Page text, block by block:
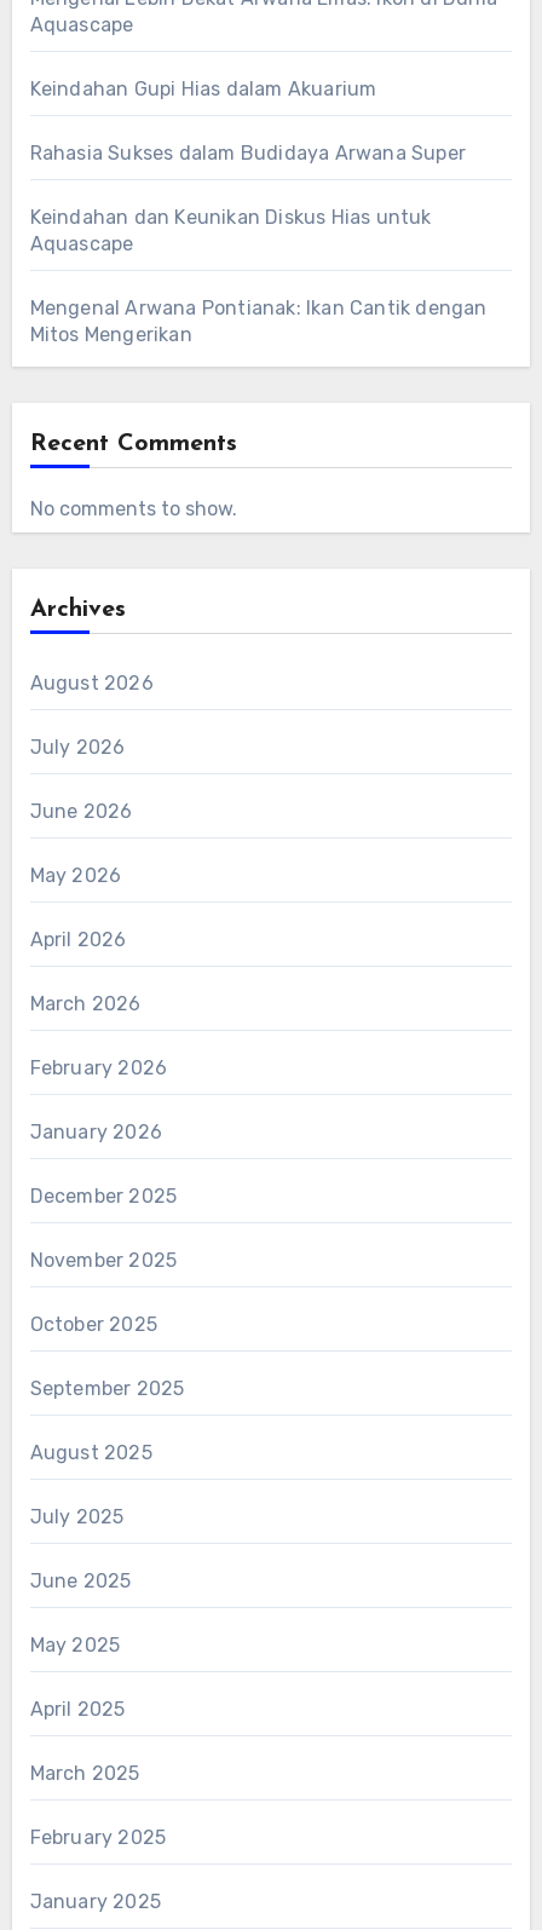
Aquascape
Keindahan Gupi Hias dalam Akuarium
Rahasia Sukses dalam Budidaya Arwana Super
Keindahan dan Keunikan Diskus Hias untuk
Aquascape
Mengenal Arwana Pontianak: Ikan Cantik dengan
Mitos Mengerikan
Recent Comments
No comments to show.
Archives
August 2026
July 2026
June 2026
May 2026
April 2026
March 2026
February 2026
January 2026
December 2025
November 2025
October 2025
September 2025
August 2025
July 2025
June 2025
May 2025
April 2025
March 2025
February 2025
January 2025